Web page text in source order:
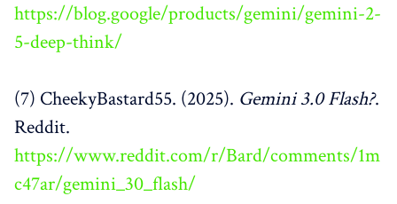
https://blog.google/products/gemini/gemini-2-
5-deep-think/
(7) CheekyBastard55. (2025). Gemini 3.0 Flash?.
Reddit.
https://www.reddit.com/r/Bard/comments/1m
c47ar/gemini_30_flash/